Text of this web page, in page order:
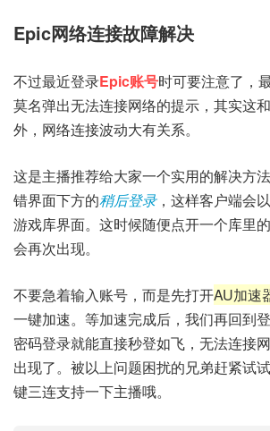
Epic网络连接故障解决
不过最近登录Epic账号时可要注意了，
莫名弹出无法连接网络的提示，其实这
外，网络连接波动大有关系。
这是主播推荐给大家一个实用的解决方
错界面下方的稍后登录，这样客户端会
游戏库界面。这时候随便点开一个库里
会再次出现。
不要急着输入账号，而是先打开AU加速
一键加速。等加速完成后，我们再回到
密码登录就能直接秒登如飞，无法连接
出现了。被以上问题困扰的兄弟赶紧试
键三连支持一下主播哦。